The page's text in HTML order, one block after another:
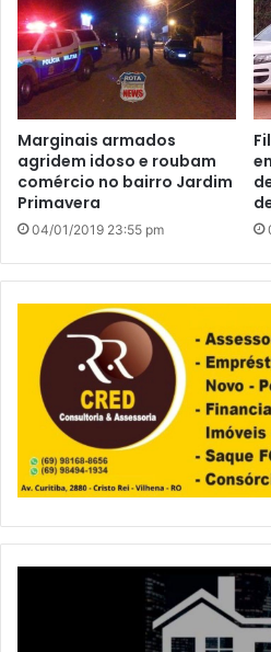
Marginais armados
agridem idoso e roubam
comércio no bairro Jardim
Primavera
04/01/2019 23:55 pm